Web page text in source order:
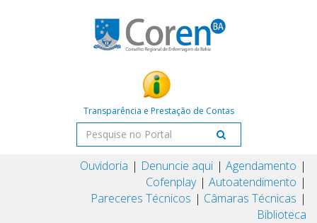
Transparência e Prestação de Contas
Ouvidoria Denuncie aqui
Agendamento
Cofenplay
Autoatendimento
Pareceres Técnicos
Câmaras Técnicas
Biblioteca